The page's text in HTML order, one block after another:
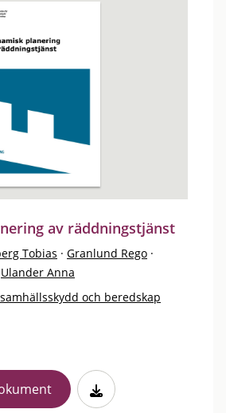
av räddningstjänst
Tobias · Granlund Rego ·
Ulander Anna
och beredskap